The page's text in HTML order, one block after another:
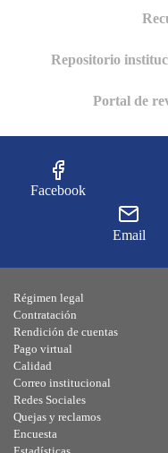
Repositorio
Portal de
Facebook
Email
Régimen legal
Contratación
Rendición de cuentas
Pago virtual
Calidad
Correo institucional
Redes Sociales
Quejas y reclamos
Encuesta